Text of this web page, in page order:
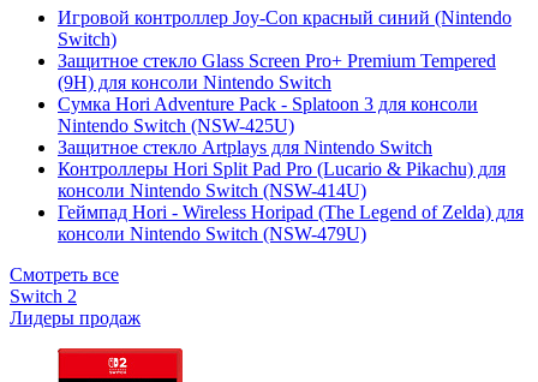
Игровой контроллер Joy-Con красный синий (Nintendo
Switch)
Защитное стекло Glass Screen Pro+ Premium Tempered
(9H) для консоли Nintendo Switch
Сумка Hori Adventure Pack - Splatoon 3 для консоли
Nintendo Switch (NSW-425U)
Защитное стекло Artplays для Nintendo Switch
Контроллеры Hori Split Pad Pro (Lucario & Pikachu) для
консоли Nintendo Switch (NSW-414U)
Геймпад Hori - Wireless Horipad (The Legend of Zelda) для
консоли Nintendo Switch (NSW-479U)
Смотреть все
Switch 2
Лидеры продаж